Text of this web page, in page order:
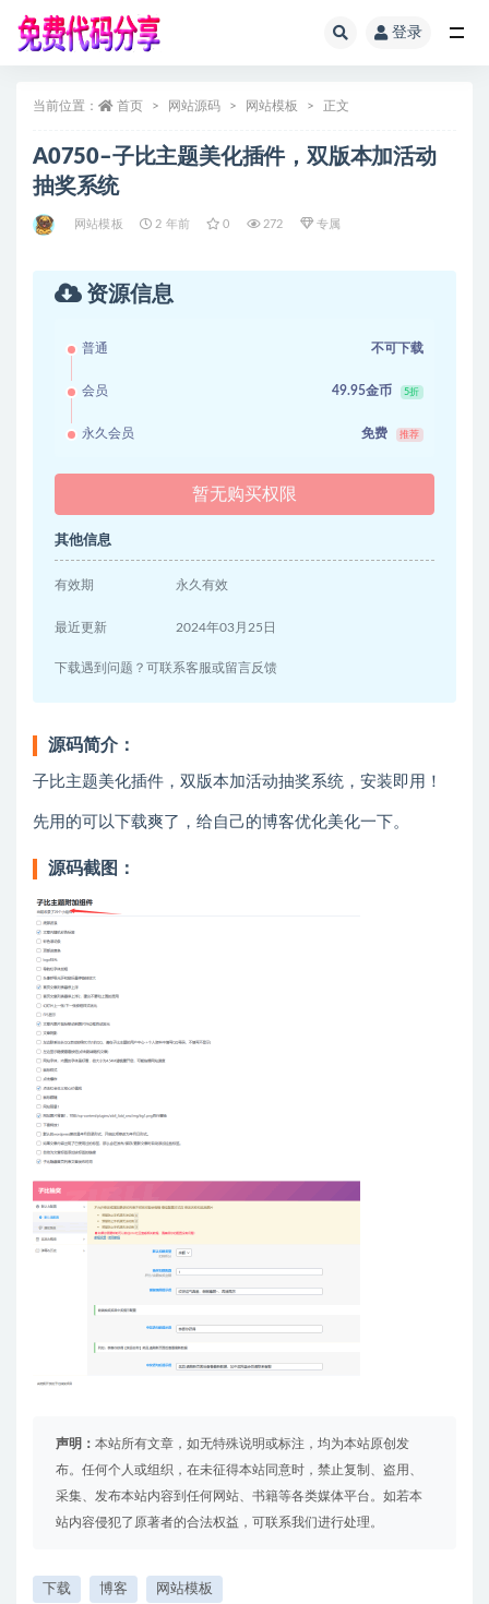
登录
当前位置： 首页 网站源码 网站模板 正文
A0750–子比主题美化插件，双版本加活动
抽奖系统
网站模板 2 年前 0 272 专属
资源信息
普通 不可下载
会员 49.95金币 5折
永久会员 免费 推荐
暂无购买权限
其他信息
有效期 永久有效
最近更新 2024年03月25日
下载遇到问题？可联系客服或留言反馈
源码简介：
子比主题美化插件，双版本加活动抽奖系统，安装即用！
先用的可以下载爽了，给自己的博客优化美化一下。
源码截图：
声明： 本站所有文章，如无特殊说明或标注，均为本站原创发
布。任何个人或组织，在未征得本站同意时，禁止复制、盗用、
采集、发布本站内容到任何网站、书籍等各类媒体平台。如若本
站内容侵犯了原著者的合法权益，可联系我们进行处理。
下载 博客 网站模板